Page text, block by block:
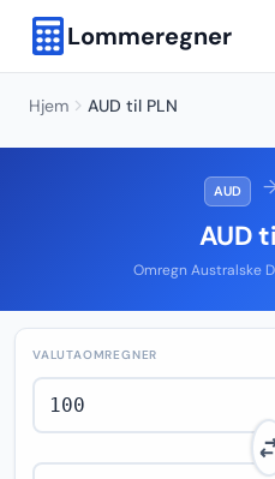
Lommeregner
Hjem AUD til PLN
AUD
AUD
Omregn Australske
VALUTAOMREGNER